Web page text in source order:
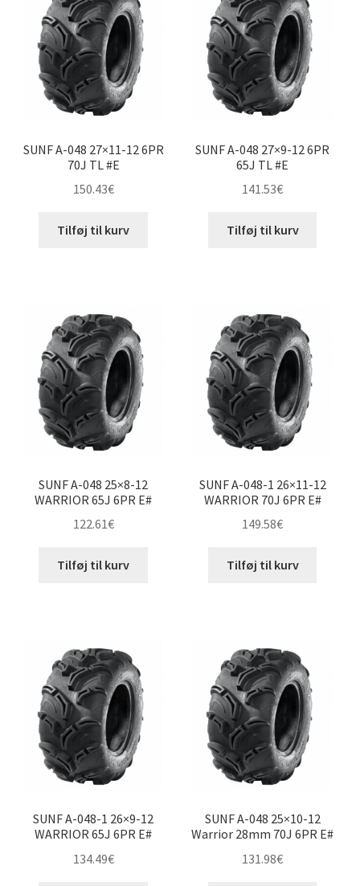
SUNF A-048 27×11-12 6PR
70J TL #E
150.43€
Tilføj til kurv
SUNF A-048 27×9-12 6PR
65J TL #E
141.53€
Tilføj til kurv
SUNF A-048 25×8-12
WARRIOR 65J 6PR E#
122.61€
Tilføj til kurv
SUNF A-048-1 26×11-12
WARRIOR 70J 6PR E#
149.58€
Tilføj til kurv
SUNF A-048-1 26×9-12
WARRIOR 65J 6PR E#
134.49€
SUNF A-048 25×10-12
Warrior 28mm 70J 6PR E#
131.98€